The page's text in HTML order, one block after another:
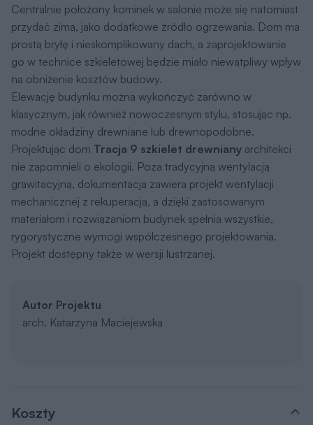
Centralnie położony kominek w salonie może się natomiast
przydać zimą, jako dodatkowe źródło ogrzewania. Dom ma
prostą bryłę i nieskomplikowany dach, a zaprojektowanie
go w technice szkieletowej będzie miało niewątpliwy wpływ
na obniżenie kosztów budowy.
Elewację budynku można wykończyć zarówno w
klasycznym, jak również nowoczesnym stylu, stosując np.
modne okładziny drewniane lub drewnopodobne.
Projektując dom Tracja 9 szkielet drewniany architekci
nie zapomnieli o ekologii. Poza tradycyjną wentylacją
grawitacyjną, dokumentacja zawiera projekt wentylacji
mechanicznej z rekuperacją, a dzięki zastosowanym
materiałom i rozwiązaniom budynek spełnia wszystkie,
rygorystyczne wymogi współczesnego projektowania.
Projekt dostępny także w wersji lustrzanej.
Autor Projektu
arch. Katarzyna Maciejewska
Koszty